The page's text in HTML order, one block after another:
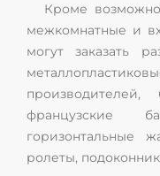
Кроме
межкомнатные и
могут заказать
французские
горизонтальные
ролеты,